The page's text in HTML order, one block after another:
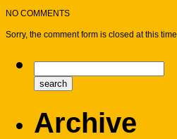
NO COMMENTS
Sorry, the comment form is closed at this time.
Archive